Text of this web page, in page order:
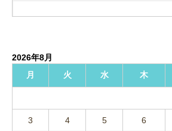
2026年8月
月
火 水 木
3 4 5 6